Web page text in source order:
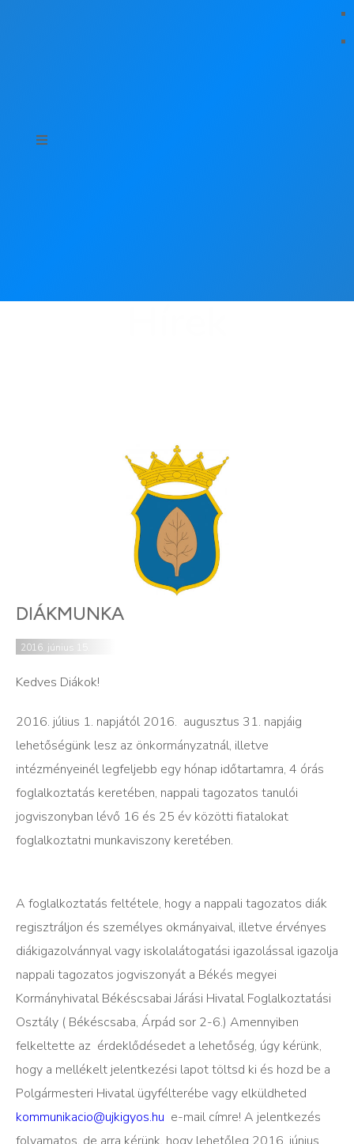
DIÁKMUNKA
2016. június 15.
Kedves Diákok!
2016. július 1. napjától 2016. augusztus 31. napjáig
lehetőségünk lesz az önkormányzatnál, illetve
intézményeinél legfeljebb egy hónap időtartamra, 4 órás
foglalkoztatás keretében, nappali tagozatos tanulói
jogviszonyban lévő 16 és 25 év közötti fiatalokat
foglalkoztatni munkaviszony keretében.
A foglalkoztatás feltétele, hogy a nappali tagozatos diák
regisztráljon és személyes okmányaival, illetve érvényes
diákigazolvánnyal vagy iskolalátogatási igazolással igazolja
nappali tagozatos jogviszonyát a Békés megyei
Kormányhivatal Békéscsabai Járási Hivatal Foglalkoztatási
Osztály ( Békéscsaba, Árpád sor 2-6.) Amennyiben
felkeltette az érdeklődésedet a lehetőség, úgy kérünk,
hogy a mellékelt jelentkezési lapot töltsd ki és hozd be a
Polgármesteri Hivatal ügyfélterébe vagy elküldheted
kommunikacio@ujkigyos.hu e-mail címre! A jelentkezés